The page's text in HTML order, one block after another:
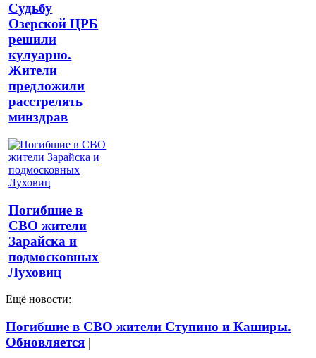
Судьбу
Озерской ЦРБ
решили
кулуарно.
Жители
предложили
расстрелять
минздрав
Погибшие в
СВО жители
Зарайска и
подмосковных
Луховиц
Ещё новости:
Погибшие в СВО жители Ступино и Каширы.
Обновляется |